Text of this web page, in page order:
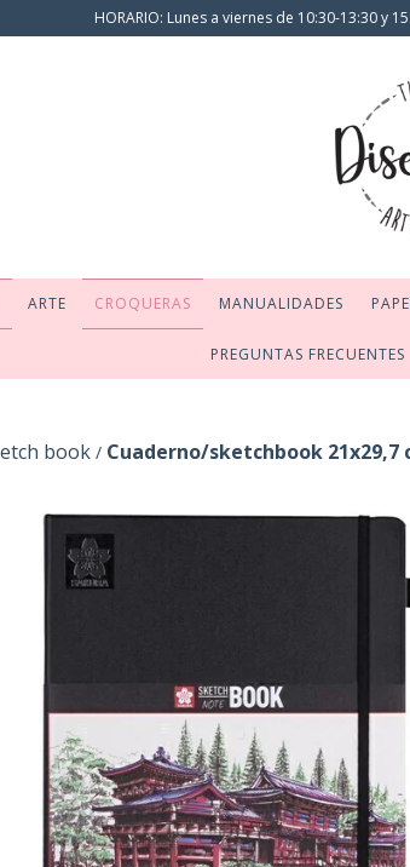
HORARIO: Lunes a viernes de 10:30-13:30 y
ARTE CROQUERAS MANUALIDADES
PREGUNTAS FRECUENTES
book / Cuaderno/sketchbook 21x29,7